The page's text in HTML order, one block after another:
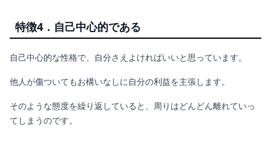
特徴4．自己中心的である
自己中心的な性格で、自分さえよければいいと思っています。
他人が傷ついてもお構いなしに自分の利益を主張します。
そのような態度を繰り返していると、周りはどんどん離れていっ
てしまうのです。